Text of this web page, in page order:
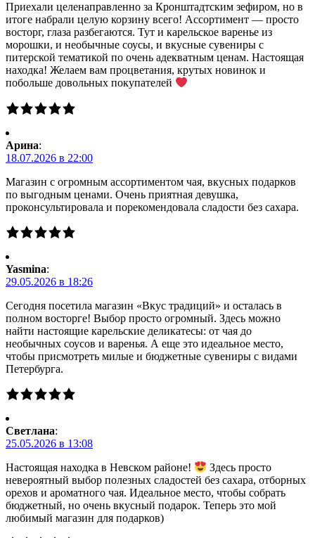
Приехали целенаправленно за Кронштадтским зефиром, но в
итоге набрали целую корзину всего! Ассортимент — просто
восторг, глаза разбегаются. Тут и карельское варенье из
морошки, и необычные соусы, и вкусные сувениры с
питерской тематикой по очень адекватным ценам. Настоящая
находка! Желаем вам процветания, крутых новинок и
побольше довольных покупателей
Арина:
18.07.2026 в 22:00
Магазин с огромным ассортиментом чая, вкусных подарков
по выгодным ценами. Очень приятная девушка,
проконсультировала и порекомендовала сладости без сахара.
Yasmina:
29.05.2026 в 18:26
Сегодня посетила магазин «Вкус традиций» и осталась в
полном восторге! Выбор просто огромный. Здесь можно
найти настоящие карельские деликатесы: от чая до
необычных соусов и варенья. А еще это идеальное место,
чтобы присмотреть милые и бюджетные сувениры с видами
Петербурга.
Светлана:
25.05.2026 в 13:08
Настоящая находка в Невском районе!
Здесь просто
невероятный выбор полезных сладостей без сахара, отборных
орехов и ароматного чая. Идеальное место, чтобы собрать
бюджетный, но очень вкусный подарок. Теперь это мой
любимый магазин для подарков)